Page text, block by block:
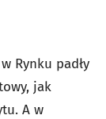
Rynku padły
jak
A w